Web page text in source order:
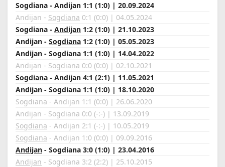
Sogdiana - Andijan 1:1 (1:0) | 20.09.2024
Andijan - Sogdiana 0:1 (0:0) | 04.05.2024
Sogdiana - Andijan 1:2 (1:0) | 21.10.2023
Andijan - Sogdiana 1:2 (1:0) | 05.05.2023
Andijan - Sogdiana 1:1 (1:0) | 14.04.2022
Andijan - Sogdiana 0:0 (0:0) | 02.10.2021
Sogdiana - Andijan 4:1 (2:1) | 11.05.2021
Andijan - Sogdiana 1:1 (1:0) | 18.10.2020
Sogdiana - Andijan 1:1 (0:0) | 26.06.2020
Andijan - Sogdiana 0:0 (-:-) | 13.09.2019
Sogdiana - Andijan 2:1 (-:-) | 10.05.2019
Sogdiana - Andijan 1:0 (0:0) | 09.09.2016
Andijan - Sogdiana 3:0 (1:0) | 23.04.2016
Andijan - Sogdiana 3:2 (2:2) | 25.10.2015